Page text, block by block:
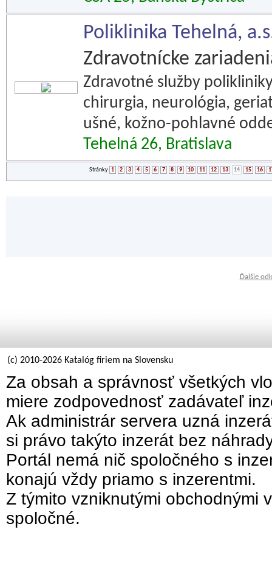
Poliklinika Tehelná,
Zdravotnícke
Zdravotné služby
chirurgia, neurológia,
ušné, kožno-pohlavné
Tehelná 26, Bratislava
Stránky 1 2 3 4 5 6 7 8 9 10 11 12 13 14 15 16
Ďalšie
(c) 2010-2026 Katalóg firiem na Slovensku
Za obsah a správnosť všetkých
miere zodpovednosť zadávateľ
Ak administrár servera uzná
si právo takýto inzerát bez
Portál nemá nič spoločného s
konajú vždy priamo s inzerentmi.
Z týmito vzniknutými obchodnými
spoločné.